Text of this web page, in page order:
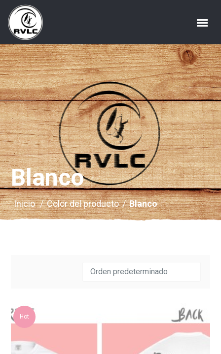
Blanco
Inicio /Color del producto/Blanco
Hot